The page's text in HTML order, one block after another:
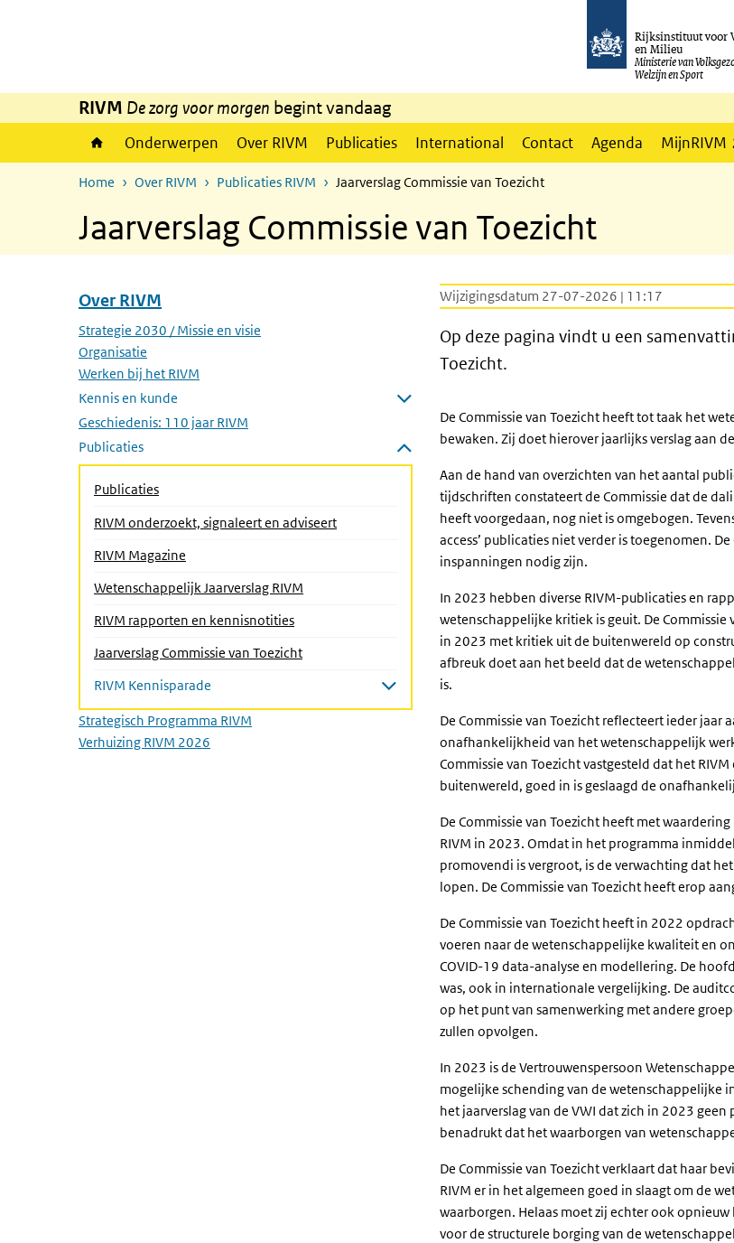
Rijksinstituut voor
en Milieu
Ministerie van
Welzijn en Sport
RIVM De zorg voor morgen begint vandaag
Onderwerpen Over RIVM Publicaties International Contact Agenda MijnRIVM
Home Over RIVM Publicaties RIVM Jaarverslag Commissie van Toezicht
Jaarverslag Commissie van Toezicht
Overslaan menu Over RIVM
Over RIVM
Strategie 2030 / Missie en visie
Organisatie
Werken bij het RIVM
Kennis en kunde
Submenu openen
Geschiedenis: 110 jaar RIVM
Publicaties
Submenu sluiten
Publicaties
RIVM onderzoekt, signaleert en adviseert
RIVM Magazine
Wetenschappelijk Jaarverslag RIVM
RIVM rapporten en kennisnotities
Jaarverslag Commissie van Toezicht(Actieve pagina)
RIVM Kennisparade
Strategisch Programma RIVM
Verhuizing RIVM 2026
Wijzigingsdatum 27-07-2026 | 11:17
Op deze pagina vindt u een
Toezicht.
De Commissie van Toezicht heeft tot taak het
bewaken. Zij doet hierover jaarlijks verslag aan
Aan de hand van overzichten van het aantal
tijdschriften constateert de Commissie dat de
heeft voorgedaan, nog niet is omgebogen.
access’ publicaties niet verder is toegenomen.
inspanningen nodig zijn.
In 2023 hebben diverse RIVM-publicaties en
wetenschappelijke kritiek is geuit. De
in 2023 met kritiek uit de buitenwereld op
afbreuk doet aan het beeld dat de
is.
De Commissie van Toezicht reflecteert ieder
onafhankelijkheid van het wetenschappelijk
Commissie van Toezicht vastgesteld dat het
buitenwereld, goed in is geslaagd de
De Commissie van Toezicht heeft met
RIVM in 2023. Omdat in het programma
promovendi is vergroot, is de verwachting dat
lopen. De Commissie van Toezicht heeft erop
De Commissie van Toezicht heeft in 2022
voeren naar de wetenschappelijke kwaliteit en
COVID-19 data-analyse en modellering. De
was, ook in internationale vergelijking. De
op het punt van samenwerking met andere
zullen opvolgen.
In 2023 is de Vertrouwenspersoon
mogelijke schending van de wetenschappelijke
het jaarverslag van de VWI dat zich in 2023
benadrukt dat het waarborgen van
De Commissie van Toezicht verklaart dat haar
RIVM er in het algemeen goed in slaagt om de
waarborgen. Helaas moet zij echter ook
voor de structurele borging van de